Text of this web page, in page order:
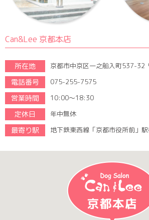
Can&Lee 京都本店
所在地 京都市中京区一之船入町537-32
電話番号 075-255-7575
営業時間 10:00～18:30
定休日 年中無休
最寄り駅 地下鉄東西線「京都市役所前」